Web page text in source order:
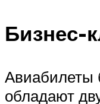
Бизнес-
Авиабилеты
обладают